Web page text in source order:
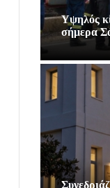
Υψηλός
σήμερα